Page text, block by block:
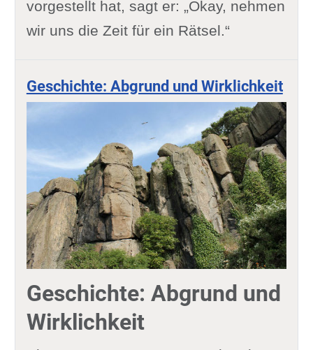
vorgestellt hat, sagt er: „Okay, nehmen
wir uns die Zeit für ein Rätsel.“
Geschichte: Abgrund und Wirklichkeit
Geschichte: Abgrund und
Wirklichkeit